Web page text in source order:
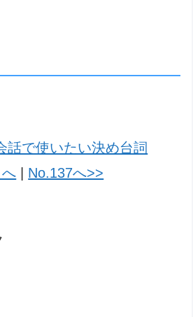
話で使いたい決め台詞
へ
No.137へ>>